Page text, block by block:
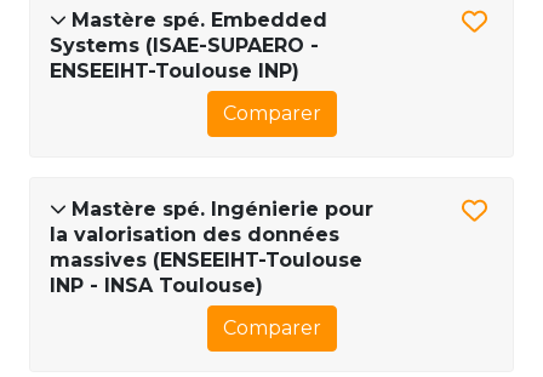
Mastère spé. Embedded
Systems (ISAE-SUPAERO -
ENSEEIHT-Toulouse INP)
Comparer
Mastère spé. Ingénierie pour
la valorisation des données
massives (ENSEEIHT-Toulouse
INP - INSA Toulouse)
Comparer